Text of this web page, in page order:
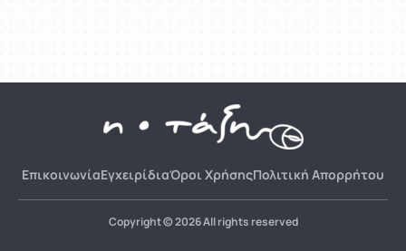
ΕπικοινωνίαΕγχειρίδιαΌροι ΧρήσηςΠολιτική Απορρήτου
Copyright © 2026 All rights reserved